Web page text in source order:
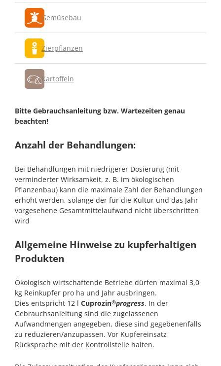
Gemüsebau
Zierpflanzen
Kartoffeln
Bitte Gebrauchsanleitung bzw. Wartezeiten genau
beachten!
Anzahl der Behandlungen:
Bei Behandlungen mit niedrigerer Dosierung (mit
verminderter Wirksamkeit, z. B. im ökologischen
Pflanzenbau) kann die maximale Zahl der Behandlungen
erhöht werden, solange der für die Kultur und das Jahr
vorgesehene Gesamtmittelaufwand nicht überschritten
wird
Allgemeine Hinweise zu kupferhaltigen
Produkten
Ökologisch wirtschaftende Betriebe dürfen maximal 3,0
kg Reinkupfer pro ha und Jahr ausbringen.
Dies entspricht 12 l Cuprozin®progress. In der
Gebrauchsanleitung sind die zugelassenen
Aufwandmengen angegeben, diese sind gegebenenfalls
zu reduzieren/anzupassen. Vor Kupfereinsatz
Rücksprache mit der Kontrollstelle halten.